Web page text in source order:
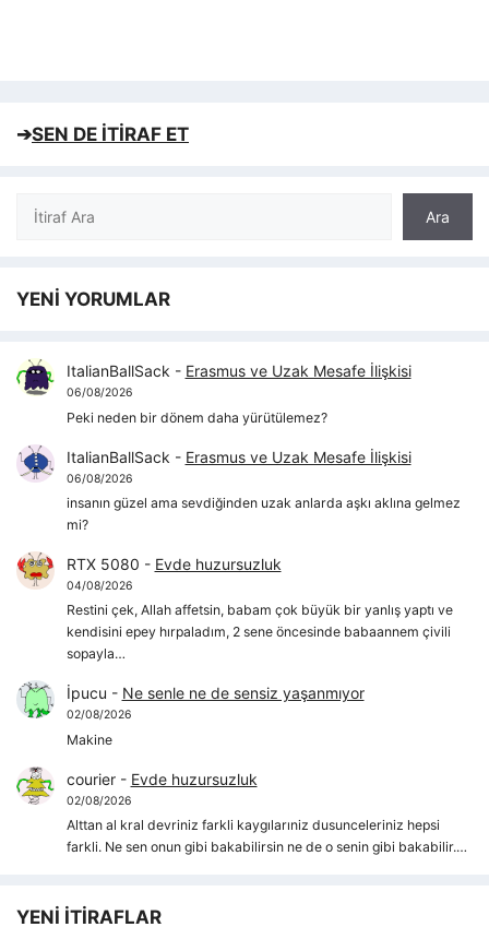
➔SEN DE İTİRAF ET
Ara
Ara
YENİ YORUMLAR
ItalianBallSack - Erasmus ve Uzak Mesafe İlişkisi
06/08/2026
Peki neden bir dönem daha yürütülemez?
ItalianBallSack - Erasmus ve Uzak Mesafe İlişkisi
06/08/2026
insanın güzel ama sevdiğinden uzak anlarda aşkı aklına gelmez
mi?
RTX 5080 - Evde huzursuzluk
04/08/2026
Restini çek, Allah affetsin, babam çok büyük bir yanlış yaptı ve
kendisini epey hırpaladım, 2 sene öncesinde babaannem çivili
sopayla…
İpucu - Ne senle ne de sensiz yaşanmıyor
02/08/2026
Makine
courier- Evde huzursuzluk
02/08/2026
Alttan al kral devriniz farkli kaygılarıniz dusunceleriniz hepsi
farkli. Ne sen onun gibi bakabilirsin ne de o senin gibi bakabilir.…
YENİ İTİRAFLAR